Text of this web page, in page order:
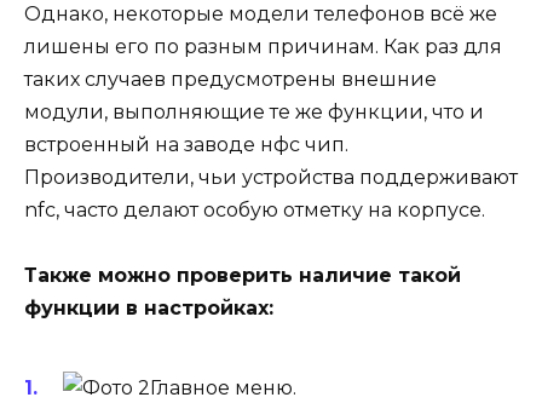
Однако, некоторые модели телефонов всё же
лишены его по разным причинам. Как раз для
таких случаев предусмотрены внешние
модули, выполняющие те же функции, что и
встроенный на заводе нфс чип.
Производители, чьи устройства поддерживают
nfc, часто делают особую отметку на корпусе.
Также можно проверить наличие такой
функции в настройках:
Главное меню.